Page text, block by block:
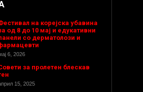
на корејска убавина
од 8 до 10 мај и едукативни
со дерматолози и
6, 2026
за пролетен блескав
15, 2025